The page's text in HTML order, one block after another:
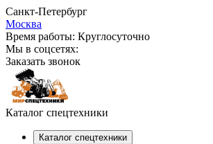
Санкт-Петербург
Москва
Время работы: Круглосуточно
Мы в соцсетях:
Заказать звонок
Каталог спецтехники
Каталог спецтехники